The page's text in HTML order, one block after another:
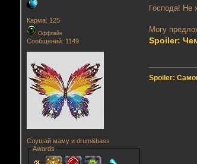
Карма: 125
Оффлайн
Сообщений: 1149
Слушай маму и drum&bass
Awards
Господа! Не
Могу
Spoiler:
Spoiler: